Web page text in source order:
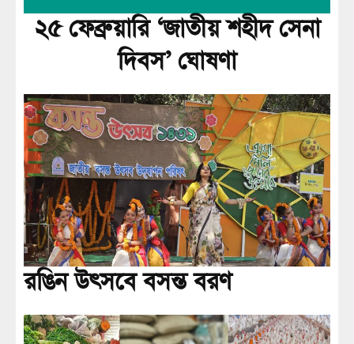
২৫ ফেব্রুয়ারি ‘জাতীয় শহীদ সেনা
দিবস’ ঘোষণা
রঙিন উৎসবে বসন্ত বরণ